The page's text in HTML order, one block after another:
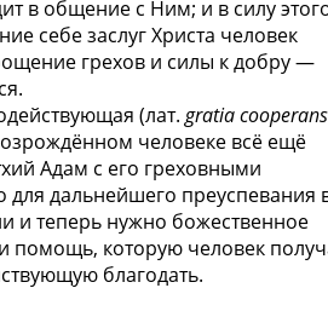
в общение с Ним; и в силу
себе заслуг Христа человек
грехов и силы к добру —
(лат. gratia cooperans
человеке всё ещё
Адам с его греховными
для дальнейшего преуспевания
и теперь нужно божественное
помощь, которую человек
благодать.